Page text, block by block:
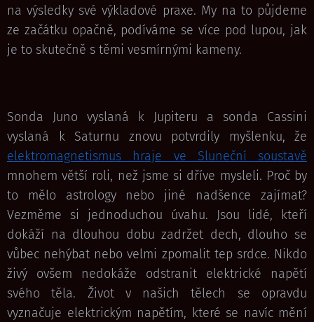
na výsledky své výkladové praxe. My na to půjdeme
ze začátku opačně, podíváme se více pod lupou, jak
je to skutečně s těmi vesmírnými kameny.
Sonda Juno vyslaná k Jupiteru a sonda Cassini
vyslaná k Saturnu znovu potvrdily myšlenku, že
elektromagnetismus hraje ve Sluneční soustavě
mnohem větší roli, než jsme si dříve mysleli. Proč by
to mělo astrology nebo jiné nadšence zajímat?
Vezměme si jednoduchou úvahu. Jsou lidé, kteří
dokáží na dlouhou dobu zadržet dech, dlouho se
vůbec nehýbat nebo velmi zpomalit tep srdce. Nikdo
živý ovšem nedokáže odstranit elektrické napětí
svého těla. Život v našich tělech se opravdu
vyznačuje elektrickým napětím, které se navíc mění